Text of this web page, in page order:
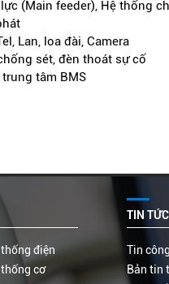
(Main feeder), Hệ thống
Lan, loa đài, Camera
sét, đèn thoát sự cố
tâm BMS
điện
cơ
TIN TỨC
Tin
Bản tin